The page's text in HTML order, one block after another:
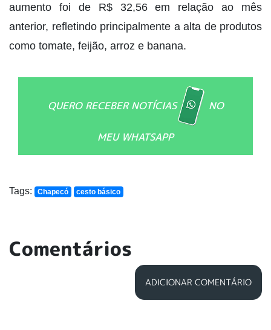
aumento foi de R$ 32,56 em relação ao mês
anterior, refletindo principalmente a alta de produtos
como tomate, feijão, arroz e banana.
QUERO RECEBER NOTÍCIAS NO
MEU WHATSAPP
Tags: Chapecó cesto básico
Comentários
ADICIONAR COMENTÁRIO